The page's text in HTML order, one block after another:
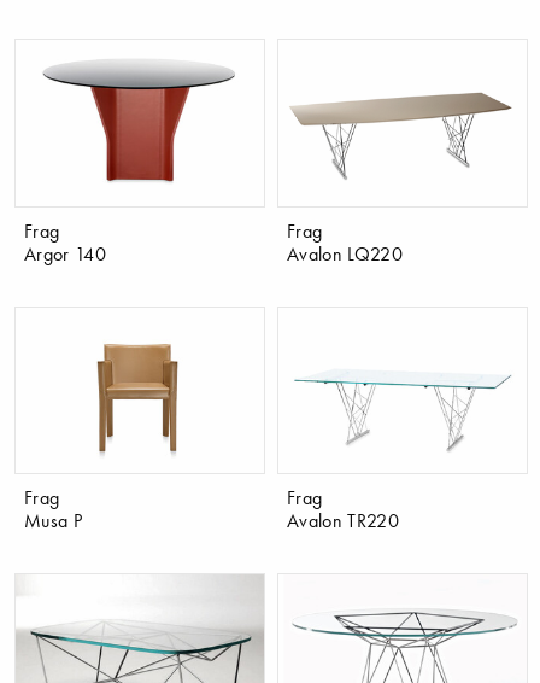
Frag
Argor 140
Frag
Avalon LQ220
Frag
Musa P
Frag
Avalon TR220